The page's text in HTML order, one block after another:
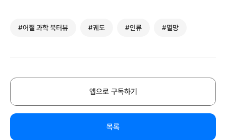
#어쩔 과학 북터뷰 #궤도 #인류 #멸망
앱으로 구독하기
목록